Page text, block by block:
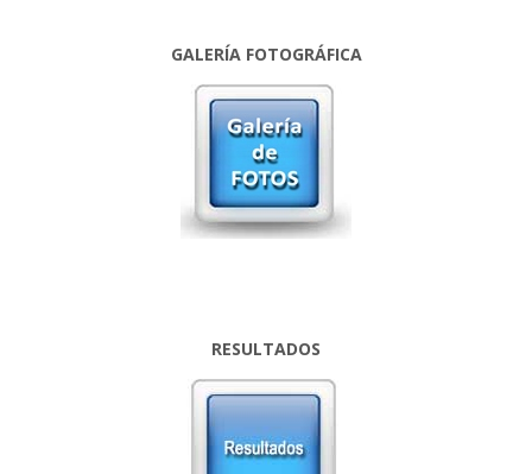
GALERÍA FOTOGRÁFICA
RESULTADOS